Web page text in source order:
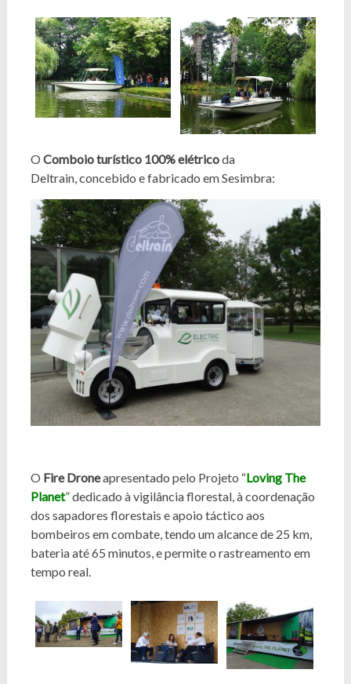
O Comboio turístico 100% elétricoda
Deltrain, concebido e fabricado em Sesimbra:
O Fire Droneapresentado pelo Projeto “Loving The
Planet” dedicado à vigilância florestal, à coordenação
dos sapadores florestais e apoio táctico aos
bombeiros em combate, tendo um alcance de 25 km,
bateria até 65 minutos, e permite o rastreamento em
tempo real.